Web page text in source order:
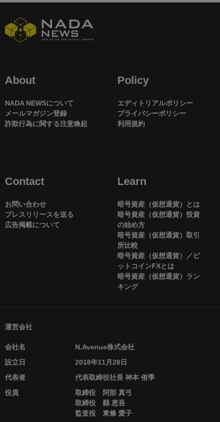
About
NADA NEWSについて
メールマガジン登録
詐欺行為に関する注意喚起
Policy
エディトリアルポリシー
プライバシーポリシー
利用規約
Contact
お問い合わせ
プレスリリースを送る
広告掲載について
Learn
暗号資産（仮想通貨）とは
暗号資産（仮想通貨）投資
の始め方
暗号資産（仮想通貨）取引
所比較
暗号資産（仮想通貨）／ビ
ットコインFXとは
暗号資産（仮想通貨）ラン
キング
運営会社
会社名
N.Avenue株式会社
設立日
2018年11月28日
代表者
代表取締役社長 神本 侑季
役員
取締役 阿部 真弓
取締役 縣 恵吾
監査役 東條 愛子